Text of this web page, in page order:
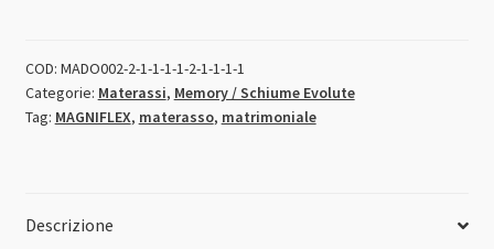
COD: MADO002-2-1-1-1-1-2-1-1-1-1
Categorie: Materassi, Memory / Schiume Evolute
Tag: MAGNIFLEX, materasso, matrimoniale
Descrizione